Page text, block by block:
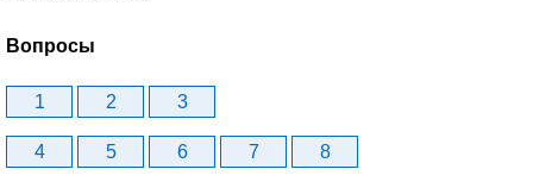
Вопросы
1 2 3
4 5 6 7 8